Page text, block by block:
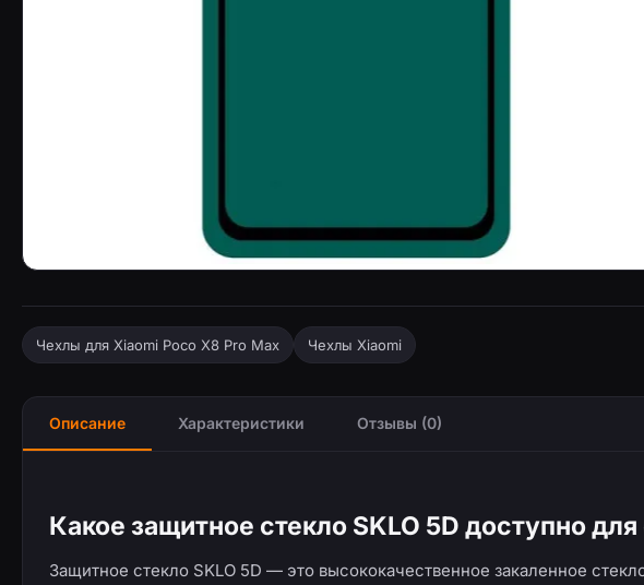
Защитное стекло SKLO 5D (тех.пак) для Xiaomi Poco X8 Pro Max — Черный
Чехлы для Xiaomi Poco X8 Pro Max Чехлы Xiaomi
Описание Характеристики Отзывы (0)
Какое защитное стекло SKLO 5D доступно для
Защитное стекло SKLO 5D — это высококачественное закаленное